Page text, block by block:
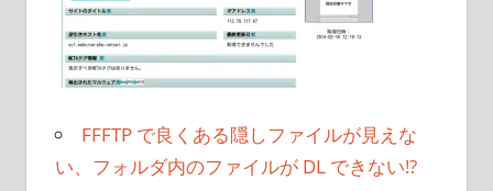
FFFTP で良くある隠しファイルが見えな
い、フォルダ内のファイルが DL できない!?